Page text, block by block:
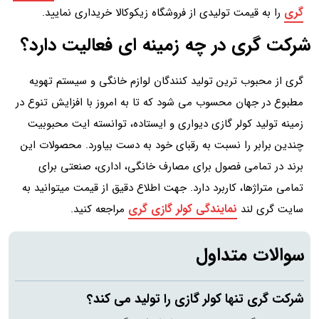
گری را به قیمت تولیدی از فروشگاه زیکوکالا خریداری نمایید.
شرکت گری در چه زمینه ای فعالیت دارد؟
گری از محبوب ترین تولید کنندگان لوازم خانگی و سیستم تهویه
مطبوع در جهان محسوب می شود که تا به امروز با افزایش تنوع در
زمینه تولید کولر گازی دیواری و ایستاده، توانسته ایت محبوبیت
چندین برابر را نسبت به رقبای خود به دست بیاورد. محصولات این
برند در تمامی فصول برای مصارف خانگی، اداری، صنعتی برای
تمامی متراژها، کاربرد دارد. جهت اطلاع دقیق از قیمت میتوانید به
سایت گری لند نمایندگی کولر گازی گری مراجعه کنید.
سوالات متداول
شرکت گری تنها کولر گازی را تولید می کند؟